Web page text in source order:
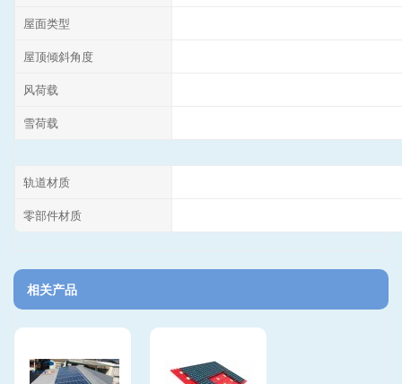
屋面类型
屋顶倾斜角度
风荷载
雪荷载
轨道材质
零部件材质
相关产品